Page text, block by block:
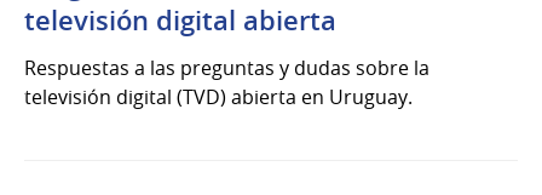
televisión digital abierta
Respuestas a las preguntas y dudas sobre la
televisión digital (TVD) abierta en Uruguay.